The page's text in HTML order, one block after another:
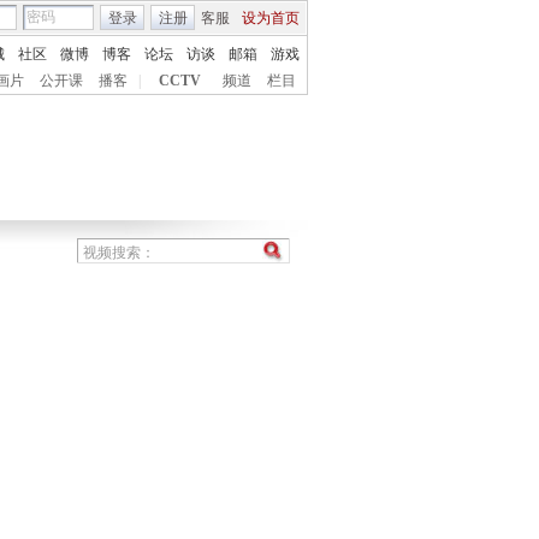
客服 设为首页
登录 注册
社区 微博 博客 论坛 访谈 邮箱
游戏
片
公开课 播客 CCTV 频道 栏目